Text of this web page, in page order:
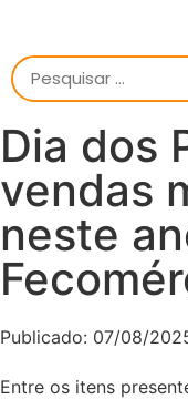
Dia dos
vendas
neste
Publicado: 07/08/
Entre os itens